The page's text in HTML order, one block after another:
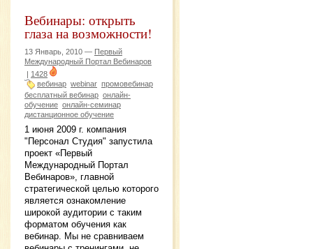
Вебинары: открыть
глаза на возможности!
13 Январь, 2010 — Первый
Международный Портал Вебинаров
| 1428
вебинар webinar промовебинар
бесплатный вебинар онлайн-
обучение онлайн-семинар
дистанционное обучение
1 июня 2009 г. компания
"Персонал Студия" запустила
проект «Первый
Международный Портал
Вебинаров», главной
стратегической целью которого
является ознакомление
широкой аудитории с таким
форматом обучения как
вебинар. Мы не сравниваем